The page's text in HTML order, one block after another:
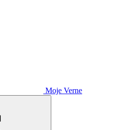
Moje Verne